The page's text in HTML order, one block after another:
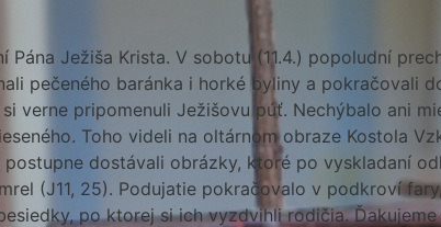
Ježiša Krista. V sobotu (11.4.) popoludní
pečeného baránka i horké byliny a pokračovali
verne pripomenuli Ježišovu púť. Nechýbalo ani
Toho videli na oltárnom obraze Kostola
dostávali obrázky, ktoré po vyskladaní
(J11, 25). Podujatie pokračovalo v podkroví
po ktorej si ich vyzdvihli rodičia.